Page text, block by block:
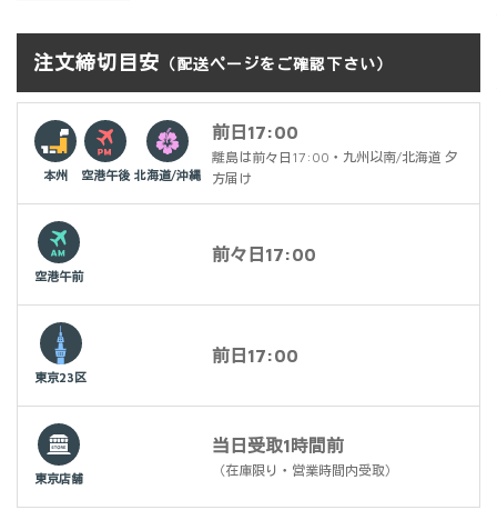
注文締切目安 （配送ページをご確認下さい）
本州 空港午後 北海道/沖縄
前日17:00
離島は前々日17:00・九州以南/北海道 夕
方届け
空港午前
前々日17:00
東京23区
前日17:00
東京店舗
当日受取1時間前
（在庫限り・営業時間内受取）